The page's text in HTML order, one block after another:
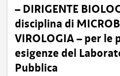
– DIRIGENTE
disciplina di
VIROLOGIA – per
esigenze del
Pubblica